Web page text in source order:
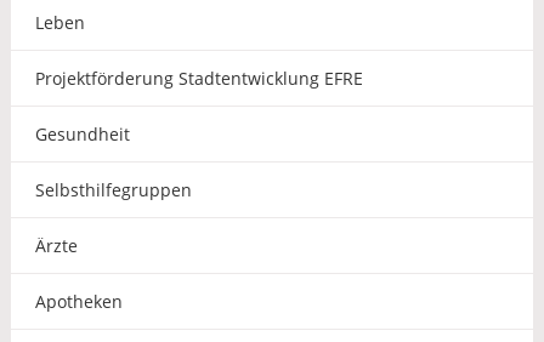
Leben
Projektförderung Stadtentwicklung EFRE
Gesundheit
Selbsthilfegruppen
Ärzte
Apotheken